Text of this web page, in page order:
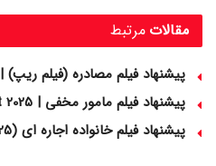
مرتبط مقالات
پیشنهاد فیلم مصادره (فیلم ریپ) | The Rip 2026
پیشنهاد فیلم مامور مخفی | The Secret Agent 2025
پیشنهاد فیلم خانواده اجاره‌ ای (Rental Family 2025)